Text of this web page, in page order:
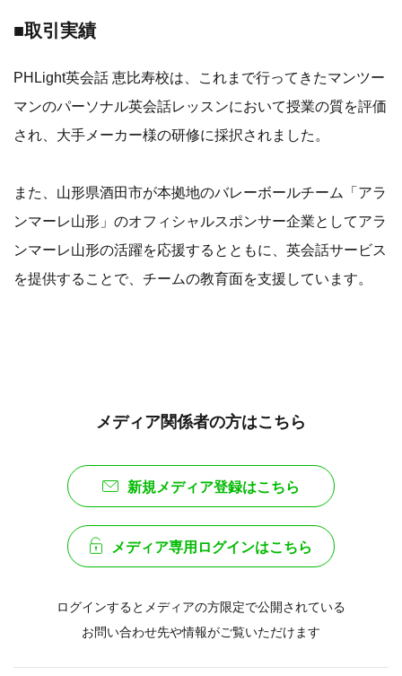
■取引実績
PHLight英会話 恵比寿校は、これまで行ってきたマンツー
マンのパーソナル英会話レッスンにおいて授業の質を評価
され、大手メーカー様の研修に採択されました。
また、山形県酒田市が本拠地のバレーボールチーム「アラ
ンマーレ山形」のオフィシャルスポンサー企業としてアラ
ンマーレ山形の活躍を応援するとともに、英会話サービス
を提供することで、チームの教育面を支援しています。
メディア関係者の方はこちら
新規メディア登録はこちら
メディア専用ログインはこちら
ログインするとメディアの方限定で公開されている
お問い合わせ先や情報がご覧いただけます